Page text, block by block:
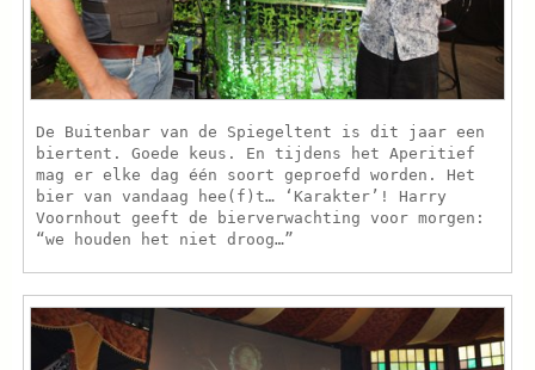
De Buitenbar van de Spiegeltent is dit jaar een
biertent. Goede keus. En tijdens het Aperitief
mag er elke dag één soort geproefd worden. Het
bier van vandaag hee(f)t… ‘Karakter’! Harry
Voornhout geeft de bierverwachting voor morgen:
“we houden het niet droog…”